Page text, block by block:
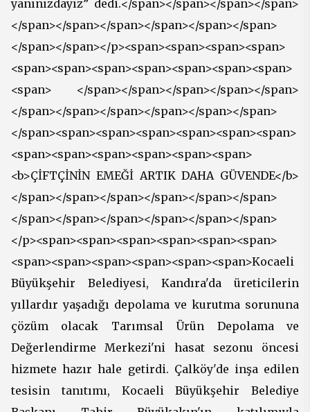
yanınızdayız” dedi.</span></span></span></span>
</span></span></span></span></span></span>
</span></span></p><span><span><span><span>
<span><span><span><span><span><span><span>
<span> </span></span></span></span></span>
</span></span></span></span></span></span>
</span><span><span><span><span><span><span>
<span><span><span><span><span><span>
<b>ÇİFTÇİNİN EMEĞİ ARTIK DAHA GÜVENDE</b>
</span></span></span></span></span></span>
</span></span></span></span></span></span>
</p><span><span><span><span><span><span>
<span><span><span><span><span><span>Kocaeli
Büyükşehir Belediyesi, Kandıra'da üreticilerin
yıllardır yaşadığı depolama ve kurutma sorununa
çözüm olacak Tarımsal Ürün Depolama ve
Değerlendirme Merkezi'ni hasat sezonu öncesi
hizmete hazır hale getirdi. Çalköy'de inşa edilen
tesisin tanıtımı, Kocaeli Büyükşehir Belediye